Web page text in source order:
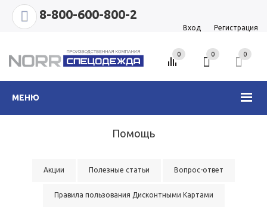
8-800-600-800-2
Вход Регистрация
МЕНЮ
0 0
0
Помощь
Акции Полезные статьи Вопрос-ответ
Правила пользования Дисконтными Картами